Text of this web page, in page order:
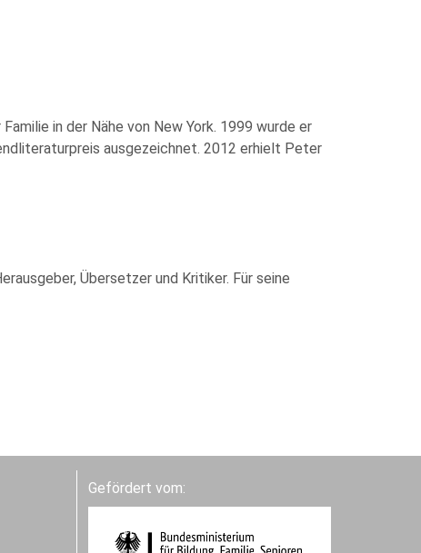
in der Nähe von New York. 1999 wurde er
ausgezeichnet. 2012 erhielt Peter
Übersetzer und Kritiker. Für seine
Gefördert vom: